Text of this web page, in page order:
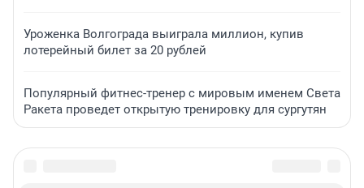
Уроженка Волгограда выиграла миллион, купив
лотерейный билет за 20 рублей
Популярный фитнес-тренер с мировым именем Света
Ракета проведет открытую тренировку для сургутян